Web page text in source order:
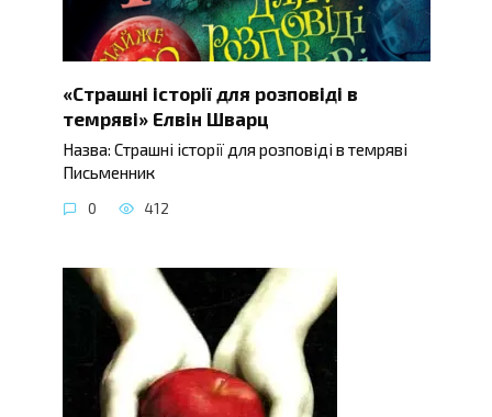
«Страшні історії для розповіді в
темряві» Елвін Шварц
Назва: Страшні історії для розповіді в темряві
Письменник
0 412